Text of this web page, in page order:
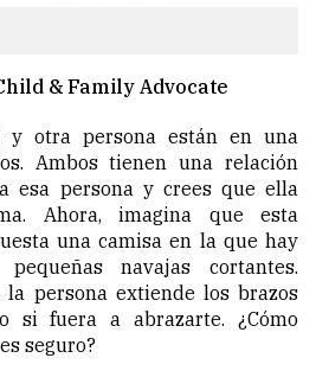
& Family Advocate
y otra persona están en una
Ambos tienen una relación
esa persona y crees que ella
Ahora, imagina que esta
una camisa en la que hay
navajas cortantes.
la persona extiende los brazos
si fuera a abrazarte. ¿Cómo
seguro?